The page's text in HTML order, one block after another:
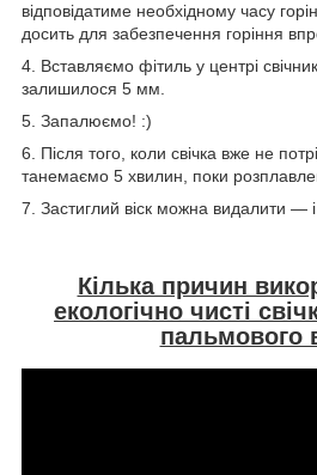
відповідатиме необхідному часу
досить для забезпечення горіння
4. Вставляємо фітиль у центрі
залишилося 5 мм.
5. Запалюємо! :)
6. Після того, коли свічка вже не
танемаємо 5 хвилин, поки
7. Застиглий віск можна видалити — і
Кілька причин
екологічно чисті
пальмового